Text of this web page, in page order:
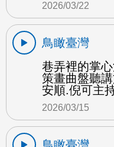
2026/03/22
鳥瞰臺灣
巷弄裡的掌
策畫曲盤聽
安順.倪可主
2026/03/15